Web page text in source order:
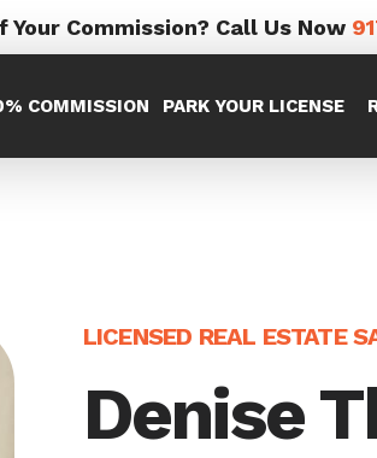
Your Commission? Call Us Now
COMMISSION PARK YOUR LICENSE
LICENSED REAL ESTATE
Denise